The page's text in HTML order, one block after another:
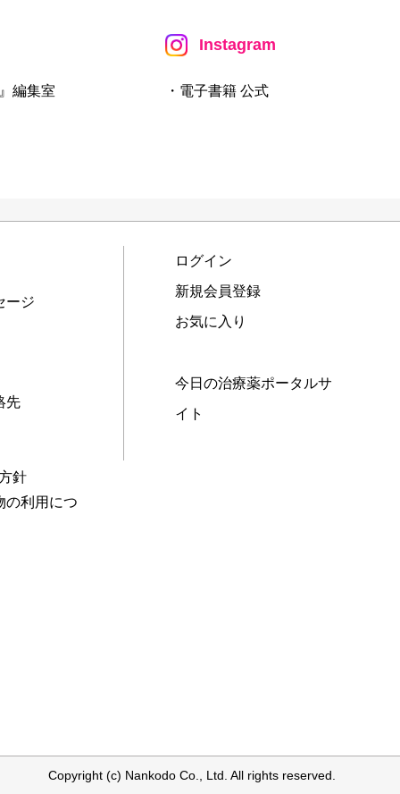
編集室
Instagram
・電子書籍 公式
ージ
先
針
の利用につ
ログイン
新規会員登録
お気に入り
今日の治療薬ポータルサ
イト
Copyright (c) Nankodo Co., Ltd. All rights reserved.